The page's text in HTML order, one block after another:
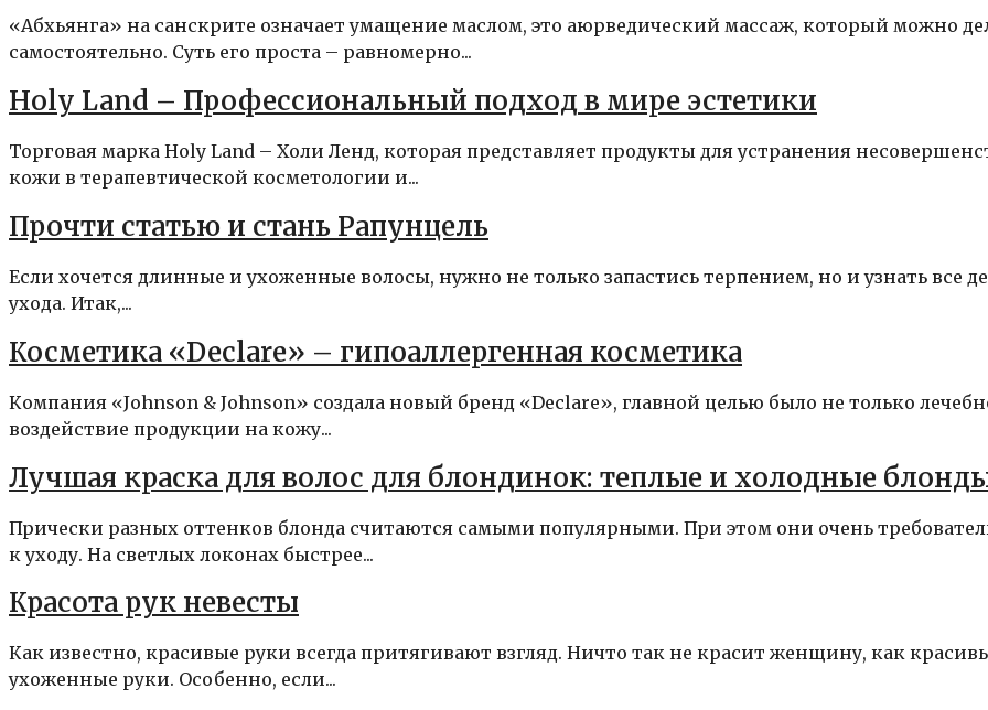
«Абхьянга» на санскрите означает умащение маслом, это аюрведический массаж, который можно
самостоятельно. Суть его проста – равномерно...
Holy Land – Профессиональный подход в мире эстетики
Торговая марка Holy Land – Холи Ленд, которая представляет продукты для устранения
кожи в терапевтической косметологии и...
Прочти статью и стань Рапунцель
Если хочется длинные и ухоженные волосы, нужно не только запастись терпением, но и узнать все
ухода. Итак,...
Косметика «Declare» – гипоаллергенная косметика
Компания «Johnson & Johnson» создала новый бренд «Declare», главной целью было не только
воздействие продукции на кожу...
Лучшая краска для волос для блондинок: теплые и холодные
Прически разных оттенков блонда считаются самыми популярными. При этом они очень
к уходу. На светлых локонах быстрее...
Красота рук невесты
Как известно, красивые руки всегда притягивают взгляд. Ничто так не красит женщину, как
ухоженные руки. Особенно, если...